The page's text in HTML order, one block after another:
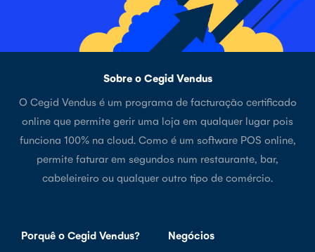
Sobre o Cegid Vendus
O Cegid Vendus é um programa de facturação certificado
online que permite gerir uma loja em qualquer lugar pois
funciona 100% na cloud. Como é um software POS online,
permite faturar em segundos num restaurante, bar,
cabeleireiro ou qualquer outro tipo de comércio.
Porquê o Cegid Vendus?
Negócios